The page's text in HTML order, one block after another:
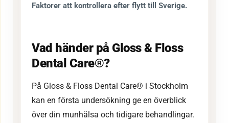
Faktorer att kontrollera efter flytt till Sverige.
Vad händer på Gloss & Floss
Dental Care®?
På Gloss & Floss Dental Care® i Stockholm
kan en första undersökning ge en överblick
över din munhälsa och tidigare behandlingar.